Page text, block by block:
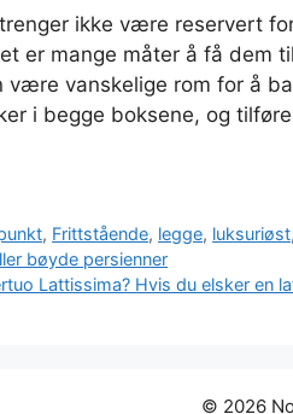
ikke være reservert
er mange måter å få dem
være vanskelige rom for å
i begge boksene, og
, Frittstående, legge, luksuriøst,
bøyde persienner
Lattissima? Hvis du elsker en
© 2026